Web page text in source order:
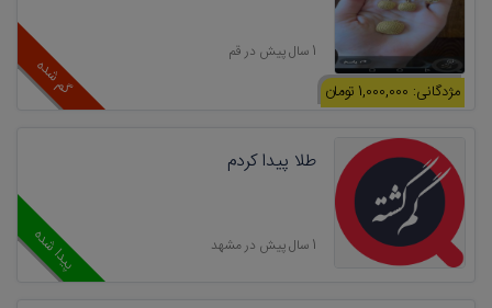
گم شده مژدگانی: 1,000,000 تومان
1 سال پیش در قم
پیدا شده
طلا پیدا کردم
1 سال پیش در مشهد